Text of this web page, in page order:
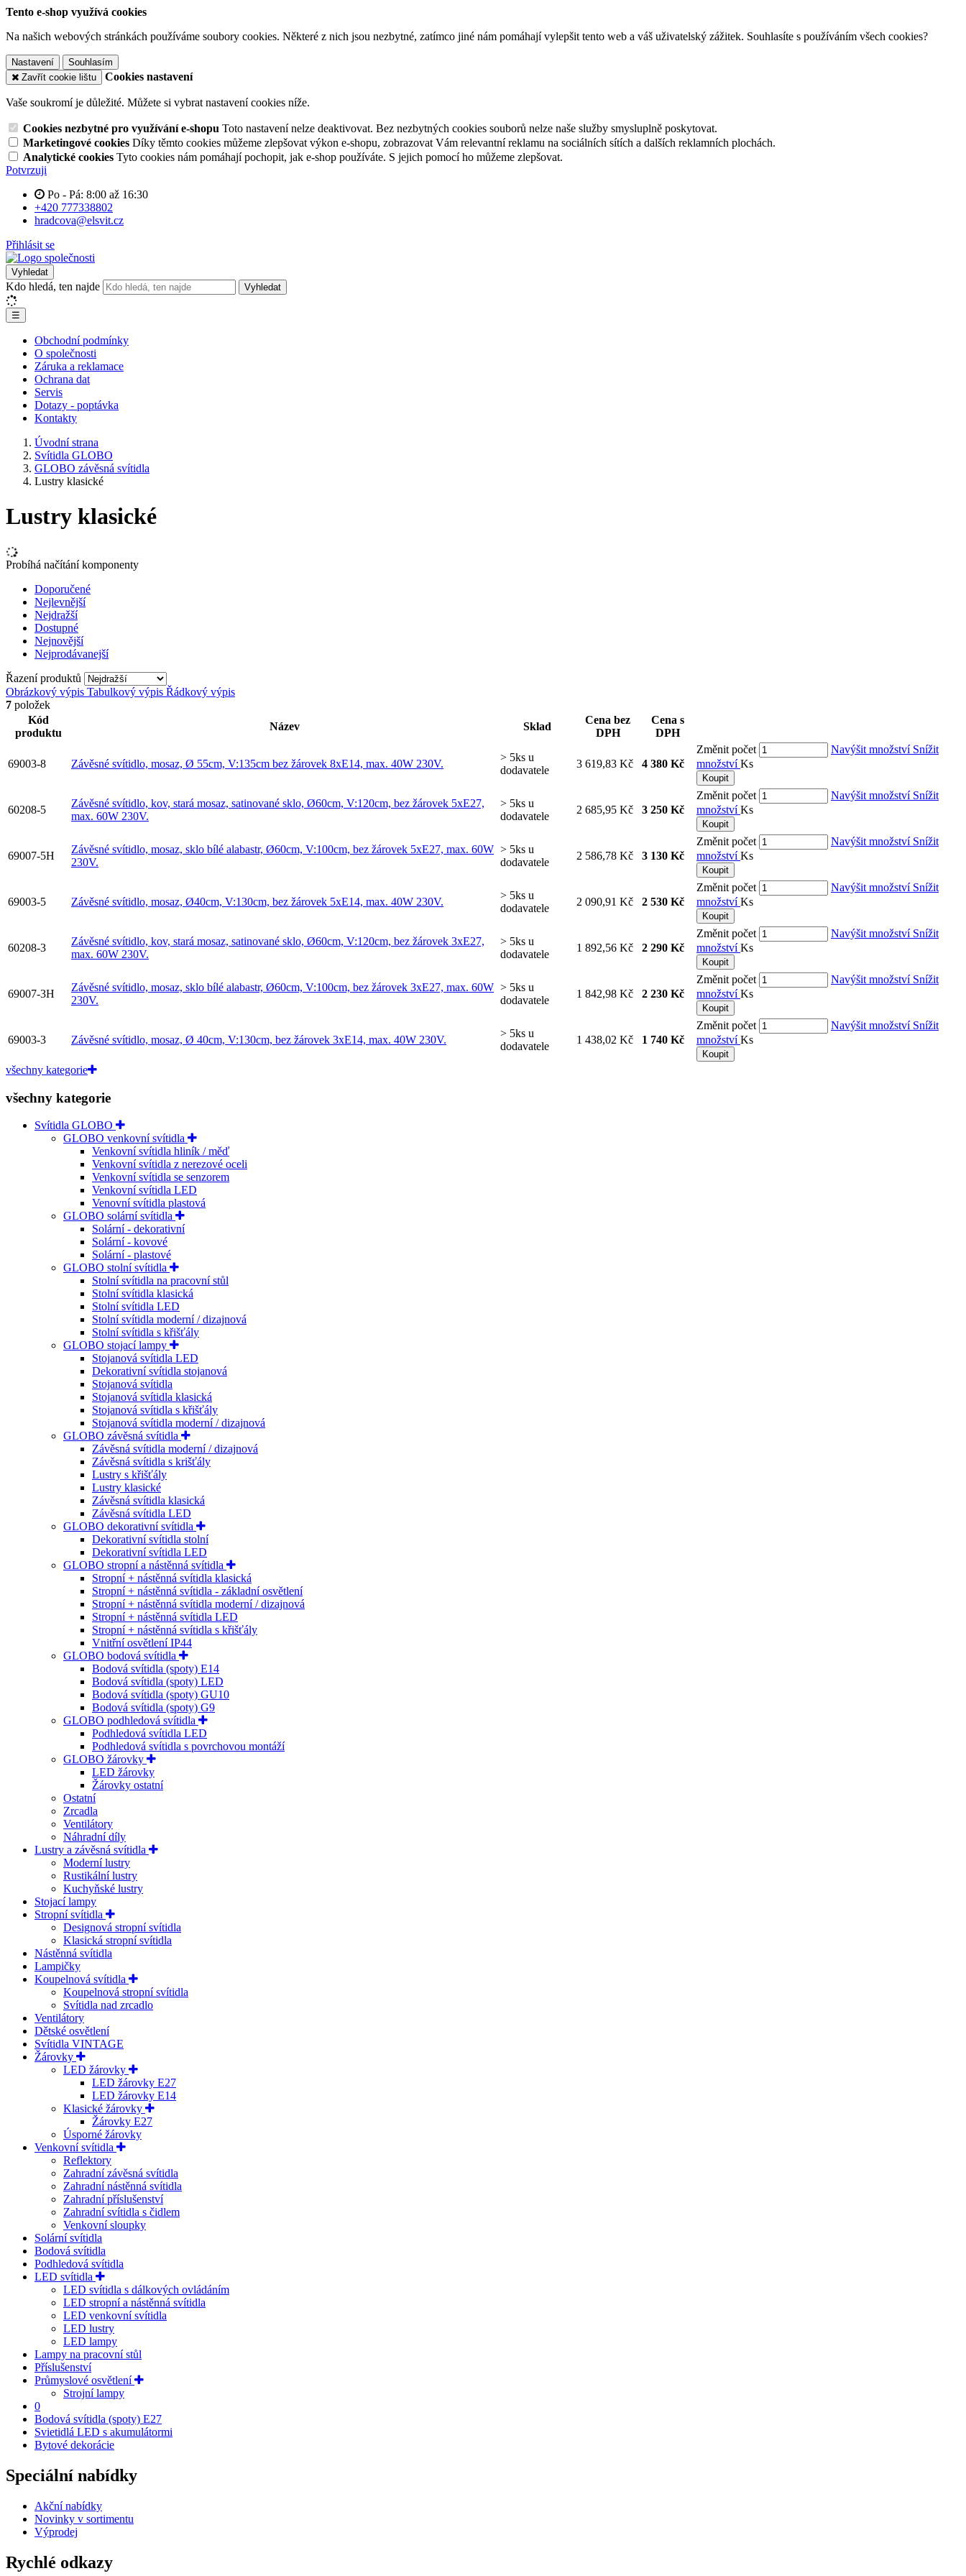
Tento e-shop využívá cookies
Na našich webových stránkách používáme soubory cookies. Některé z nich jsou nezbytné, zatímco jiné nám pomáhají vylepšit tento web a váš uživatelský zážitek. Souhlasíte s používáním všech cookies?
Nastavení
Souhlasím
Zavřít cookie lištu
Cookies nastavení
Vaše soukromí je důležité. Můžete si vybrat nastavení cookies níže.
Cookies nezbytné pro využívání e-shopu Toto nastavení nelze deaktivovat. Bez nezbytných cookies souborů nelze naše služby smysluplně poskytovat.
Marketingové cookies Díky těmto cookies můžeme zlepšovat výkon e-shopu, zobrazovat Vám relevantní reklamu na sociálních sítích a dalších reklamních plochách.
Analytické cookies Tyto cookies nám pomáhají pochopit, jak e-shop používáte. S jejich pomocí ho můžeme zlepšovat.
Potvrzuji
Po - Pá: 8:00 až 16:30
+420 777338802
hradcova@elsvit.cz
Přihlásit se
Vyhledat
Kdo hledá, ten najde Vyhledat
☰
Obchodní podmínky
O společnosti
Záruka a reklamace
Ochrana dat
Servis
Dotazy - poptávka
Kontakty
Úvodní strana
Svítidla GLOBO
GLOBO závěsná svítidla
Lustry klasické
Lustry klasické
Probíhá načítání komponenty
Doporučené
Nejlevnější
Nejdražší
Dostupné
Nejnovější
Nejprodávanejší
Řazení produktů
Obrázkový výpis Tabulkový výpis Řádkový výpis
7 položek
Kód
produktu
Název Sklad
Cena bez
DPH
Cena s
DPH
69003-8 Závěsné svítidlo, mosaz, Ø 55cm, V:135cm bez žárovek 8xE14, max. 40W 230V.
> 5ks u
dodavatele
3 619,83 Kč 4 380 Kč
Změnit počet Navýšit množství Snížit
množstvíKs
Koupit
60208-5
Závěsné svítidlo, kov, stará mosaz, satinované sklo, Ø60cm, V:120cm, bez žárovek 5xE27,
max. 60W 230V.
> 5ks u
dodavatele
2 685,95 Kč 3 250 Kč
Změnit počet Navýšit množství Snížit
množstvíKs
Koupit
69007-5H
Závěsné svítidlo, mosaz, sklo bílé alabastr, Ø60cm, V:100cm, bez žárovek 5xE27, max. 60W
230V.
> 5ks u
dodavatele
2 586,78 Kč 3 130 Kč
Změnit počet Navýšit množství Snížit
množstvíKs
Koupit
69003-5 Závěsné svítidlo, mosaz, Ø40cm, V:130cm, bez žárovek 5xE14, max. 40W 230V.
> 5ks u
dodavatele
2 090,91 Kč 2 530 Kč
Změnit počet Navýšit množství Snížit
množstvíKs
Koupit
60208-3
Závěsné svítidlo, kov, stará mosaz, satinované sklo, Ø60cm, V:120cm, bez žárovek 3xE27,
max. 60W 230V.
> 5ks u
dodavatele
1 892,56 Kč 2 290 Kč
Změnit počet Navýšit množství Snížit
množstvíKs
Koupit
69007-3H
Závěsné svítidlo, mosaz, sklo bílé alabastr, Ø60cm, V:100cm, bez žárovek 3xE27, max. 60W
230V.
> 5ks u
dodavatele
1 842,98 Kč 2 230 Kč
Změnit počet Navýšit množství Snížit
množstvíKs
Koupit
69003-3 Závěsné svítidlo, mosaz, Ø 40cm, V:130cm, bez žárovek 3xE14, max. 40W 230V.
> 5ks u
dodavatele
1 438,02 Kč 1 740 Kč
Změnit počet Navýšit množství Snížit
množstvíKs
Koupit
všechny kategorie
všechny kategorie
Svítidla GLOBO
GLOBO venkovní svítidla
Venkovní svítidla hliník / měď
Venkovní svítidla z nerezové oceli
Venkovní svítidla se senzorem
Venkovní svítidla LED
Venovní svítidla plastová
GLOBO solární svítidla
Solární - dekorativní
Solární - kovové
Solární - plastové
GLOBO stolní svítidla
Stolní svítidla na pracovní stůl
Stolní svítidla klasická
Stolní svítidla LED
Stolní svítidla moderní / dizajnová
Stolní svítidla s křišťály
GLOBO stojací lampy
Stojanová svítidla LED
Dekorativní svítidla stojanová
Stojanová svítidla
Stojanová svítidla klasická
Stojanová svítidla s křišťály
Stojanová svítidla moderní / dizajnová
GLOBO závěsná svítidla
Závěsná svítidla moderní / dizajnová
Závěsná svítidla s krišťály
Lustry s křišťály
Lustry klasické
Závěsná svítidla klasická
Závěsná svítidla LED
GLOBO dekorativní svítidla
Dekorativní svítidla stolní
Dekorativní svítidla LED
GLOBO stropní a nástěnná svítidla
Stropní + nástěnná svítidla klasická
Stropní + nástěnná svítidla - základní osvětlení
Stropní + nástěnná svítidla moderní / dizajnová
Stropní + nástěnná svítidla LED
Stropní + nástěnná svítidla s křišťály
Vnitřní osvětlení IP44
GLOBO bodová svítidla
Bodová svítidla (spoty) E14
Bodová svítidla (spoty) LED
Bodová svítidla (spoty) GU10
Bodová svítidla (spoty) G9
GLOBO podhledová svítidla
Podhledová svítidla LED
Podhledová svítidla s povrchovou montáží
GLOBO žárovky
LED žárovky
Žárovky ostatní
Ostatní
Zrcadla
Ventilátory
Náhradní díly
Lustry a závěsná svítidla
Moderní lustry
Rustikální lustry
Kuchyňské lustry
Stojací lampy
Stropní svítidla
Designová stropní svítidla
Klasická stropní svítidla
Nástěnná svítidla
Lampičky
Koupelnová svítidla
Koupelnová stropní svítidla
Svítidla nad zrcadlo
Ventilátory
Dětské osvětlení
Svítidla VINTAGE
Žárovky
LED žárovky
LED žárovky E27
LED žárovky E14
Klasické žárovky
Žárovky E27
Úsporné žárovky
Venkovní svítidla
Reflektory
Zahradní závěsná svítidla
Zahradní nástěnná svítidla
Zahradní příslušenství
Zahradní svítidla s čidlem
Venkovní sloupky
Solární svítidla
Bodová svítidla
Podhledová svítidla
LED svítidla
LED svítidla s dálkových ovládáním
LED stropní a nástěnná svítidla
LED venkovní svítidla
LED lustry
LED lampy
Lampy na pracovní stůl
Příslušenství
Průmyslové osvětlení
Strojní lampy
0
Bodová svítidla (spoty) E27
Svietidlá LED s akumulátormi
Bytové dekorácie
Speciální nabídky
Akční nabídky
Novinky v sortimentu
Výprodej
Rychlé odkazy